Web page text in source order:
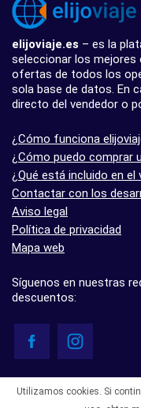
elijoviaje.es – es la
seleccionar los
ofertas de todos los
sola base de datos. En
directo del vendedor o
¿Cómo funciona
¿Cómo puedo comprar
¿Qué está incluido en el
Contactar con los
Aviso legal
Política de privacidad
Mapa web
Síguenos en nuestras
descuentos:
- 5.0 basado en
Utilizamos cookies. Si